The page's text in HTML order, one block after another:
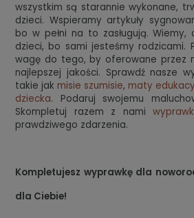
wszystkim są starannie wykonane,
dzieci. Wspieramy artykuły
bo w pełni na to zasługują.
dzieci, bo sami jesteśmy rodzicami.
wagę do tego, by oferowane przez
najlepszej jakości. Sprawdź nasze
takie jak misie szumisie, maty
dziecka. Podaruj swojemu
Skompletuj razem z nami
prawdziwego zdarzenia.
Kompletujesz wyprawkę dla
dla Ciebie!